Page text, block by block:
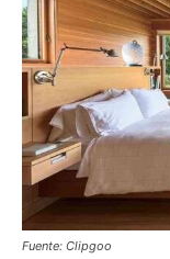
Fuente: Clipgoo